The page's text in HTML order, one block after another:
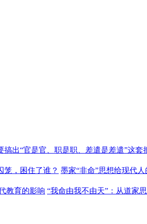
搞出“官是官、职是职、差遣是差遣”这套
笼，困住了谁？ 墨家“非命”思想给现代
教育的影响 “我命由我不由天”：从道家